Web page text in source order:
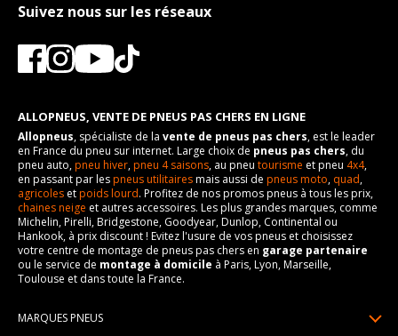
Suivez nous sur les réseaux
ALLOPNEUS, VENTE DE PNEUS PAS CHERS EN LIGNE
Allopneus, spécialiste de la vente de pneus pas chers, est le leader
en France du pneu sur internet. Large choix de pneus pas chers, du
pneu auto,pneu hiver,pneu 4 saisons, au pneu tourisme et pneu 4x4,
en passant par lespneus utilitairesmais aussi de pneus moto, quad,
agricoles etpoids lourd. Profitez de nos promos pneus à tous les prix,
chaines neige et autres accessoires. Les plus grandes marques, comme
Michelin, Pirelli, Bridgestone, Goodyear, Dunlop, Continental ou
Hankook, à prix discount ! Evitez l'usure de vos pneus et choisissez
votre centre de montage de pneus pas chers en garage partenaire
ou le service de montage à domicile à Paris, Lyon, Marseille,
Toulouse et dans toute la France.
MARQUES PNEUS